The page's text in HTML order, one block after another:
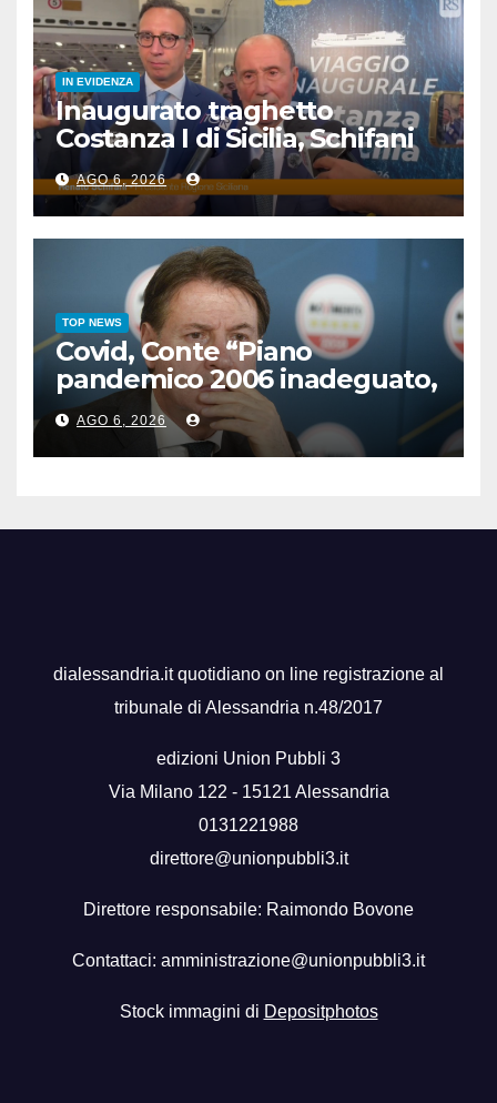
IN EVIDENZA
Inaugurato traghetto
Costanza I di Sicilia, Schifani
“Mantenuto impegni presi”
AGO 6, 2026
TOP NEWS
Covid, Conte “Piano
pandemico 2006 inadeguato,
virus senza precedenti”
AGO 6, 2026
dialessandria.it quotidiano on line registrazione al
tribunale di Alessandria n.48/2017
edizioni Union Pubbli 3
Via Milano 122 - 15121 Alessandria
0131221988
direttore@unionpubbli3.it
Direttore responsabile: Raimondo Bovone
Contattaci: amministrazione@unionpubbli3.it
Stock immagini di Depositphotos